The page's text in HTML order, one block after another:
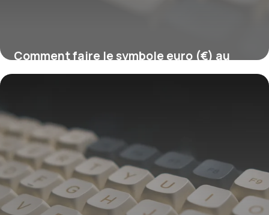
Comment faire le symbole euro (€) au
clavier ?